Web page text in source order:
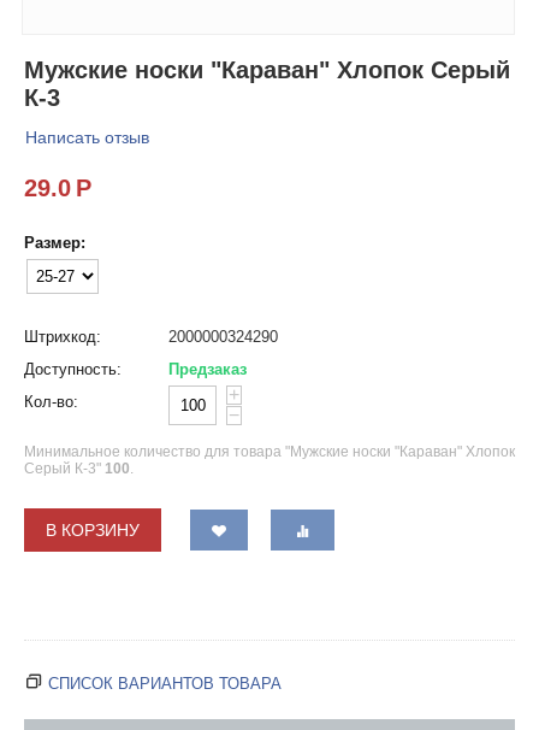
Мужские носки "Караван" Хлопок Серый
К-3
Написать отзыв
29.0 Р
Размер:
Штрихкод:
2000000324290
Доступность:
Предзаказ
Кол-во:
+
−
Минимальное количество для товара "Мужские носки "Караван" Хлопок
Серый К-3" 100
В КОРЗИНУ
СПИСОК ВАРИАНТОВ ТОВАРА